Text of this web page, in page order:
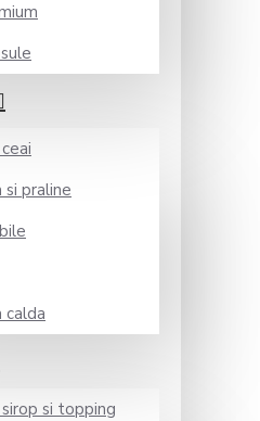
praline
calda
si topping